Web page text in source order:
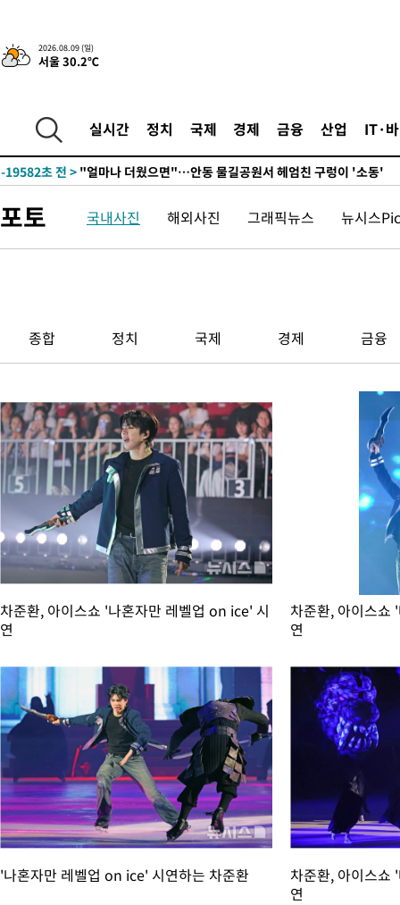
2026.08.09 (일)
서울 30.2℃
실시간 정치 국제 경제 금융 산업 IT·
-31575초 전 >
"일본축구협회, 대한축구협회 성 접대 의혹 심판 조사"
-24217초 전 >
정상
-19582초 전 > "얼마나 더웠으면"…안동 물길공원서 헤엄친 구렁이 '소동'
-18781초 전 >
'2경기 연속 침묵' 손흥민, 톨루카전 68분만 뛰고 슈팅 0개
-17533초 전 >이강인, 오늘 서울서 AT마드리드 입단식…'전례 없는 특급대
1시간 전 >
이군이 불법 군시설 건설한 레바논 남부에서 레바논군 3명 폭발로
美 국방부, 켄달 전 공군장관 보안허가 취소…“에어포스원 기밀정
론 누출”
2시간 전 >‘축구의 신’ 아르헨티나 축구 선수 메시의 부친 지병 별세
2시간 전 >“美 이란전 무기 소진…북한과 분쟁시 주한 미군 취약해질 수 있어”
-31575초 전 > "일본축구협회, 대한축구협회 성 접대 의혹 심판 조사"
-24217초 전 >[속보]장은수, KLPGA 제주삼다수 역전 우승…데뷔 10년 차에
정상
-19582초 전 >"얼마나 더웠으면"…안동 물길공원서 헤엄친 구렁이 '소동'
-19509초 전 >손흥민, 68분 뛰고 2경기 침묵…LAFC, 톨루카에 1-0 승리(종
-18781초 전 >'2경기 연속 침묵' 손흥민, 톨루카전 68분만 뛰고 슈팅 0개
이강인, 오늘 서울서 AT마드리드 입단식…'전례 없는 특급대
-4415초 전 > '여긴 20도, 저긴 50도'…열화상 카메라로 본 폭염 저감시설 '온
42분 전 >튀르키예 외무장관, "메카 3국 방위협정은 이란이 목표 아냐 " 밝혀
1시간 전 > 이군이 불법 군시설 건설한 레바논 남부에서 레바논군 3명 폭발로
2시간 전 >[속보]美중부 사령관, 이스라엘 긴급방문 다중화된 전선 상황 논의
2시간 전 >
美 국방부, 켄달 전 공군장관 보안허가 취소…“에어포스원 기밀정
론 누출”
2시간 전 >‘축구의 신’ 아르헨티나 축구 선수 메시의 부친 지병 별세
2시간 전 >“美 이란전 무기 소진…북한과 분쟁시 주한 미군 취약해질 수 있어”
포토 국내사진 해외사진 그래픽뉴스 뉴시스Pic
종합 정치 국제 경제 금융
차준환, 아이스쇼 '나혼자만 레벨업 on ice' 시
연
차준환, 아이스
연
'나혼자만 레벨업 on ice' 시연하는 차준환
차준환, 아이스
연